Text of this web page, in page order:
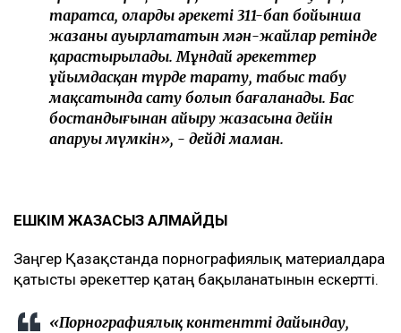
таратса, олардың әрекеті 311-бап бойынша
жазаны ауырлататын мән-жайлар ретінде
қарастырылады. Мұндай әрекеттер
ұйымдасқан түрде тарату, табыс табу
мақсатында сату болып бағаланады. Бас
бостандығынан айыру жазасына дейін
апаруы мүмкін», - дейді маман.
ЕШКІМ ЖАЗАСЫЗ ҚАЛМАЙДЫ
Заңгер Қазақстанда порнографиялық материалдарға
қатысты әрекеттер қатаң бақыланатынын ескертті.
«Порнографиялық контентті дайындау,